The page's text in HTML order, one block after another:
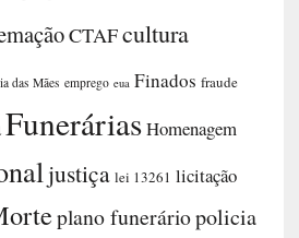
CTAFcultura
das Mães emprego eua Finados fraude
FuneráriasHomenagem
justiça lei 13261 licitação
plano funeráriopolicia